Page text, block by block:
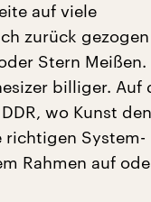
auf viele
zurück gezogen
Stern Meißen.
billiger. Auf
wo Kunst den
richtigen System-
Rahmen auf